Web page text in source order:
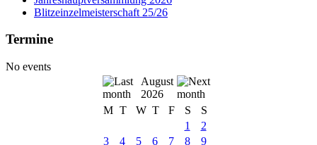
Blitzeinzelmeisterschaft 25/26
Termine
No events
August
2026
M T W T F S
S
1
2
3
4 5 6 7 8 9